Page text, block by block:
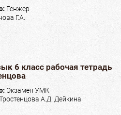
Генжер
Г.А.
6 класс рабочая тетрадь
Экзамен УМК
А.Д. Дейкина